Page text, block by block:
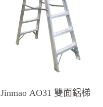
Jinmao AO31 雙面鋁梯